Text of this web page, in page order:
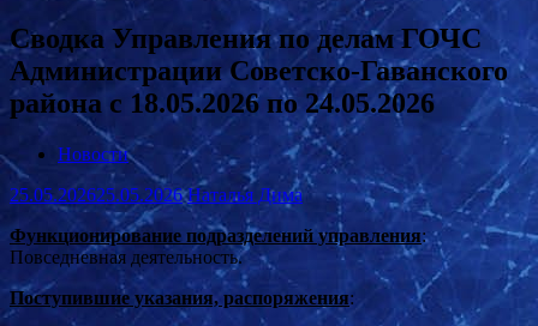
Сводка Управления по делам ГОЧС
Администрации Советско-Гаванского
района с 18.05.2026 по 24.05.2026
Новости
25.05.202625.05.2026 Наталья Дима
Функционирование подразделений управления:
Повседневная деятельность.
Поступившие указания, распоряжения: